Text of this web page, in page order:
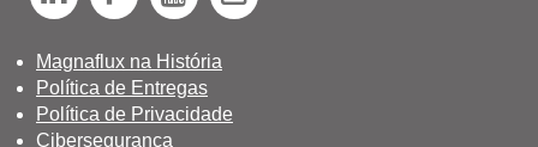
n
k
e
a
c
e
b
u
T
Magnaflux na História
Política de Entregas
Política de Privacidade
Cibersegurança